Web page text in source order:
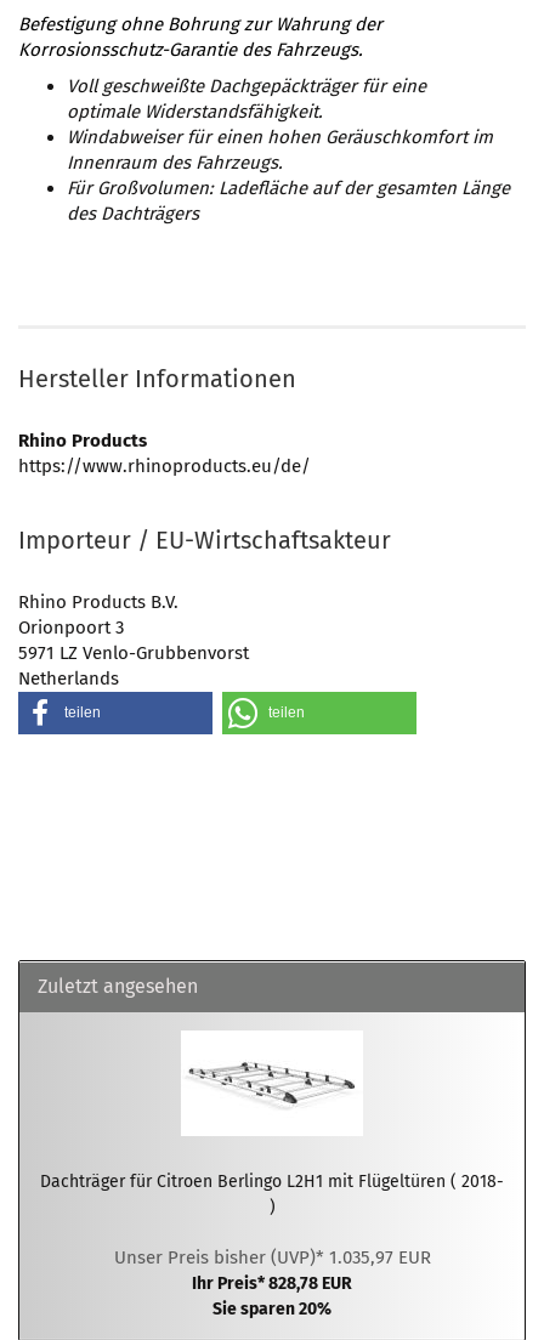
Befestigung ohne Bohrung zur Wahrung der
Korrosionsschutz-Garantie des Fahrzeugs.
Voll geschweißte Dachgepäckträger für eine
optimale Widerstandsfähigkeit.
Windabweiser für einen hohen Geräuschkomfort im
Innenraum des Fahrzeugs.
Für Großvolumen: Ladefläche auf der gesamten Länge
des Dachträgers
Hersteller Informationen
Rhino Products
https://www.rhinoproducts.eu/de/
Importeur / EU-Wirtschaftsakteur
Rhino Products B.V.
Orionpoort 3
5971 LZ Venlo-Grubbenvorst
Netherlands
teilen teilen
Zuletzt angesehen
Dachträger für Citroen Berlingo L2H1 mit Flügeltüren ( 2018-
)
Unser Preis bisher (UVP)* 1.035,97 EUR
Ihr Preis* 828,78 EUR
Sie sparen 20%